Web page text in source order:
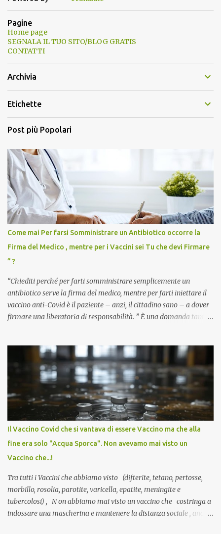
Pagine
Home page
SEGNALA IL TUO SITO/BLOG GRATIS
CONTATTI
Archivia
Etichette
Post più Popolari
Come mai Per farsi Somministrare un Antibiotico occorre la
Firma del Medico , mentre per i Vaccini sei Tu che devi Firmare
” ?
“Chiediti perché per farti somministrare semplicemente un
antibiotico serve la firma del medico, mentre per farti iniettare il
vaccino anti-Covid è il paziente – anzi, il cittadino sano – a dover
firmare una liberatoria di responsabilità. ” È una domanda tanto
pandemia. Un interrogativo che dovrebbe scuotere chiunque abbia
ancora il coraggio di pensare con la propria testa. Per il vaccino
anti-Covid, un pro-farmaco, con autorizzazione condizionata,
sviluppato in tempi record, con tecnologie mai utilizzate prima su
larga scala, ancora oggetto di studio e di discussione
internazionale serve solo una firma. La tua. Lo si somministra
anche a persone sane, giovani, senza fattori di rischio, spesso già
serve una prescrizione. Non c’è diagnosi. Non c’è presa in carico.
L’unico atto richiesto è una fi...
Il Vaccino Covid che si vantava di essere Vaccino ma che alla
fine era solo "Acqua Sporca". Non avevamo mai visto un
Vaccino che...!
Tra tutti i Vaccini che abbiamo visto (difterite, tetano, pertosse,
morbillo, rosolia, parotite, varicella, epatite, meningite e
tubercolosi) , N on abbiamo mai visto un vaccino che costringa a
indossare una mascherina e mantenere la distanza sociale , anche